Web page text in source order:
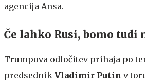
agencija Ansa.
Če lahko Rusi, bomo tudi
Trumpova odločitev prihaja po
predsednik Vladimir Putin v